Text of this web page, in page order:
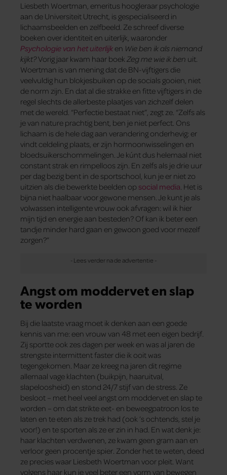
Liesbeth Woertman, emeritus hoogleraar psychologie
aan de Universiteit Utrecht, is gespecialiseerd in
lichaamsbeelden en zelfbeeld. Ze schreef diverse
boeken over identiteit en uiterlijk, waaronder
Psychologie van het uiterlijk en Wie ben ik als niemand
kijkt?Vorig jaar kwam haar boekZeg me wie ik ben uit.
Woertman is van mening dat de BN-vijftigers die
veelvuldig hun blokjesbuiken op de socials gooien, niet
de norm zijn. En dat al die strakke en fitte vijftigers in de
regel slechts de allerbeste plaatjes van zichzelf delen
met de wereld. “Perfectie bestaat niet”, zegt ze. “Zelfs als
je van nature prachtig bent, ben je niet perfect. Ons
lichaam is de hele dag aan verandering onderhevig: er
vindt celdeling plaats, er zijn hormoonwisselingen en
bloedsuikerschommelingen. Je kúnt dus helemaal niet
constant strak en rimpelloos zijn. En zelfs als je drie uur
per dag bezig bent in de sportschool, kun je er niet zo
uitzien als die bewerkte beelden opsocial media. Het is
bijna niet haalbaar voor gewone mensen. Je kunt je als
volwassen intelligente vrouw ook afvragen: wil ik hier
mijn tijd en energie aan besteden? Of kan ik beter een
tandje minder hard gaan en gewoon goed voor mezelf
zorgen?”
Angst om moddervet en slap
te worden
Bij die laatste vraag moet ik denken aan een goede
kennis van me: een vrouw van 48 met een eigen bedrijf.
Zij sportte ook zes dagen per week en was al jaren de
strengste intermittent faster die ik ooit was
tegengekomen. Maar ze kreeg na jaren dit regime
allemaal vage klachten (buikpijn, haaruitval,
slapeloosheid) en stond 24/7 stijf van de stress. Ze
besloot – met heel veel angst om moddervet en slap te
worden – om dat strikte eet- en beweegpatroon los te
laten en te eten als ze trek had (ook ’s ochtends, stel je
voor!) en te sporten als ze er zin in had. En wat denk je:
haar klachten verdwenen, ze kwam geen gram aan en
verloor geen procentje spier. Zonder het te weten, deed
ze precies waar Liesbeth Woertman voor pleit. Want
volgens haar kun je veel beter een vorm van bewegen